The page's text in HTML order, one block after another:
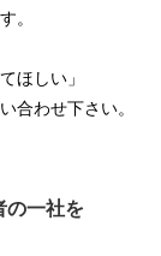
。
ほしい」
合わせ下さい。
の一社を